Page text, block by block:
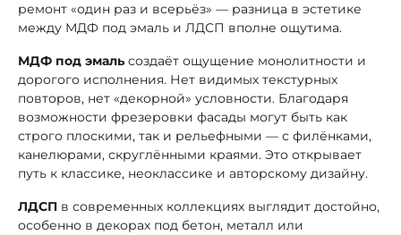
ремонт «один раз и всерьёз» — разница в эстетике
между МДФ под эмаль и ЛДСП вполне ощутима.
МДФ под эмальсоздаёт ощущение монолитности и
дорогого исполнения. Нет видимых текстурных
повторов, нет «декорной» условности. Благодаря
возможности фрезеровки фасады могут быть как
строго плоскими, так и рельефными — с филёнками,
канелюрами, скруглёнными краями. Это открывает
путь к классике, неоклассике и авторскому дизайну.
ЛДСП в современных коллекциях выглядит достойно,
особенно в декорах под бетон, металл или